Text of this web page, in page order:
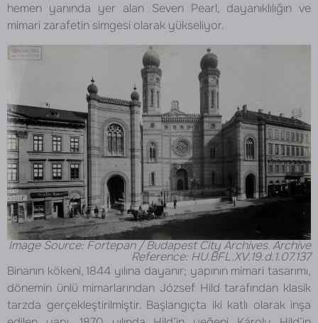
hemen yanında yer alan Seven Pearl, dayanıklılığın ve
mimari zarafetin simgesi olarak yükseliyor.
Image Source: Fortepan / Budapest City Archives. Archive
Reference: HU.BFL.XV.19.d.1.07.137
Binanın kökeni, 1844 yılına dayanır; yapının mimari tasarımı,
dönemin ünlü mimarlarından József Hild tarafından klasik
tarzda gerçekleştirilmiştir. Başlangıçta iki katlı olarak inşa